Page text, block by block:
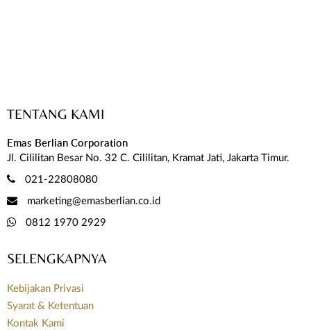
TENTANG KAMI
Emas Berlian Corporation
Jl. Cililitan Besar No. 32 C. Cililitan, Kramat Jati, Jakarta Timur.
021-22808080
marketing@emasberlian.co.id
0812 1970 2929
SELENGKAPNYA
Kebijakan Privasi
Syarat & Ketentuan
Kontak Kami